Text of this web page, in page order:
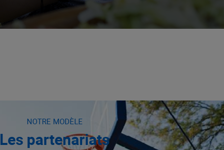
NOTRE MODÈLE
Les partenariats